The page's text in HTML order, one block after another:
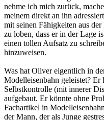
nehme ich mich zurück,
meinem direkt an ihn
mit seinen Fähigkeiten aus
zu loben, dass er in der Lage
einen tollen Aufsatz zu
hinzuweisen.
Was hat Oliver eigentlich in
Modelleisenbahn geleistet?
Selbstkontrolle (mit innerer
aufgebaut. Er könnte ohne
Fachartikel in
der Mann, der als Junge